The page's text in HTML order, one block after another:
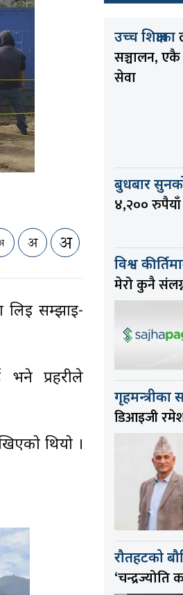
लिइ सम्झाइ-
प्रहरीले
थियो ।
उच्च शिक्षाका
सञ्चालन, एकै
सेवा
बुधबार
४,२०० रुपैयाँ
विश्व
मेरो कुनै
गृहमन्त्रीका
डिआइजी
रौतहटको
‘चन्द्रज्योति